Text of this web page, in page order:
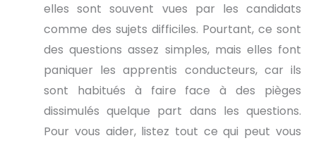
elles sont souvent vues par les candidats
comme des sujets difficiles. Pourtant, ce sont
des questions assez simples, mais elles font
paniquer les apprentis conducteurs, car ils
sont habitués à faire face à des pièges
dissimulés quelque part dans les questions.
Pour vous aider, listez tout ce qui peut vous